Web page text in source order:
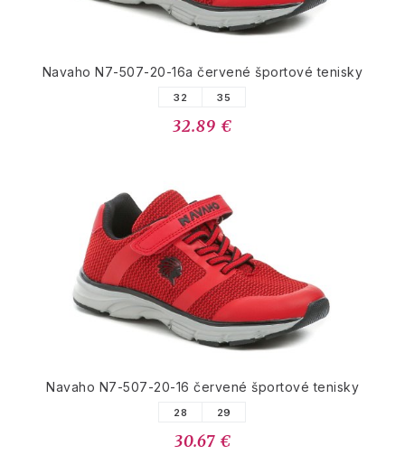
Navaho N7-507-20-16a červené športové tenisky
32 35
32.89 €
Navaho N7-507-20-16 červené športové tenisky
28 29
30.67 €